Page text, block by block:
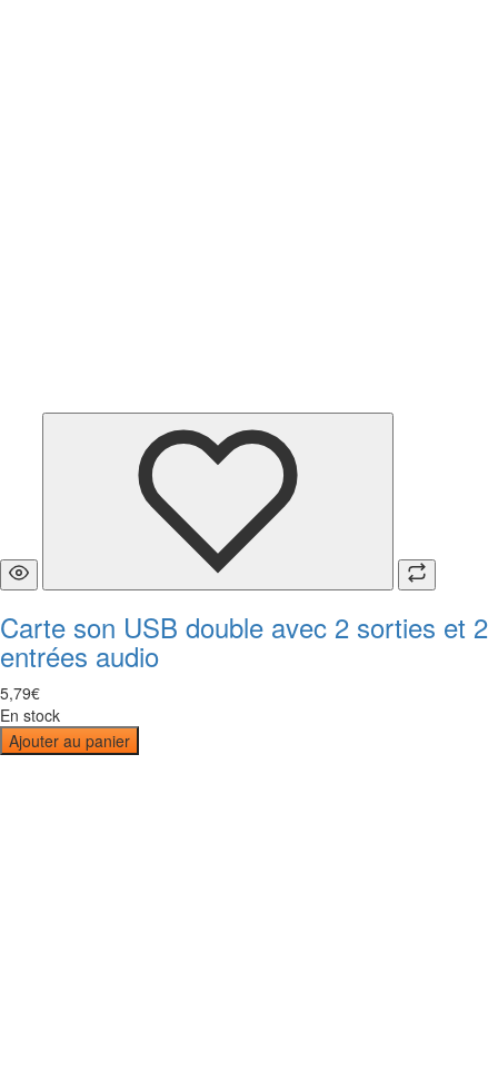
Carte son USB double avec 2 sorties et 2
entrées audio
5,79€
En stock
Ajouter au panier